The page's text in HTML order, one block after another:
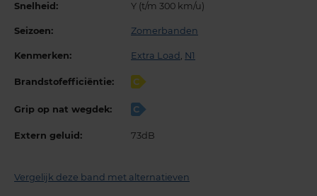
Snelheid: Y (t/m 300 km/u)
Seizoen: Zomerbanden
Kenmerken: Extra Load , N1
Brandstofefficiëntie: C
Grip op nat wegdek: C
Extern geluid: 73dB
Vergelijk deze band met alternatieven